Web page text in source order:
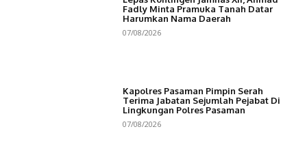
Fadly Minta Pramuka Tanah Datar
Harumkan Nama Daerah
07/08/2026
Kapolres Pasaman Pimpin Serah
Terima Jabatan Sejumlah Pejabat Di
Lingkungan Polres Pasaman
07/08/2026